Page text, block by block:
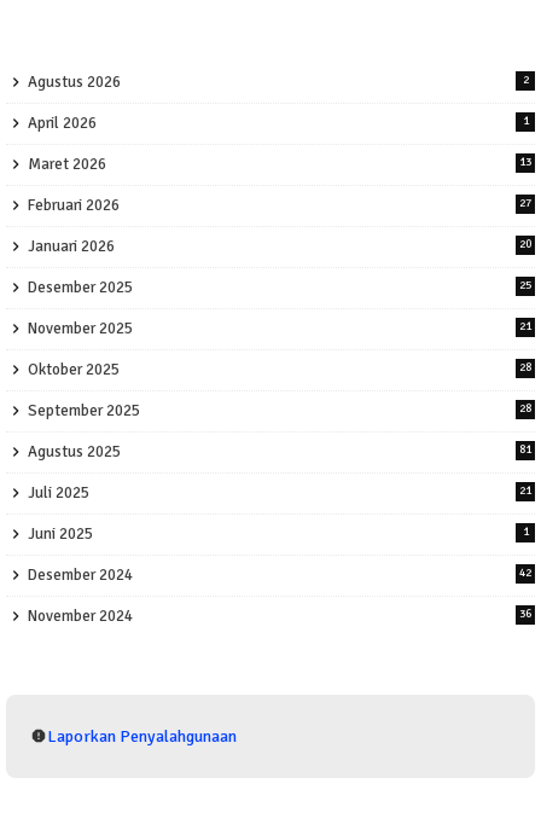
Agustus 2026 2
April 2026 1
Maret 2026 13
Februari 2026 27
Januari 2026 20
Desember 2025 25
November 2025 21
Oktober 2025 28
September 2025 28
Agustus 2025 81
Juli 2025 21
Juni 2025 1
Desember 2024 42
November 2024 36
Laporkan Penyalahgunaan